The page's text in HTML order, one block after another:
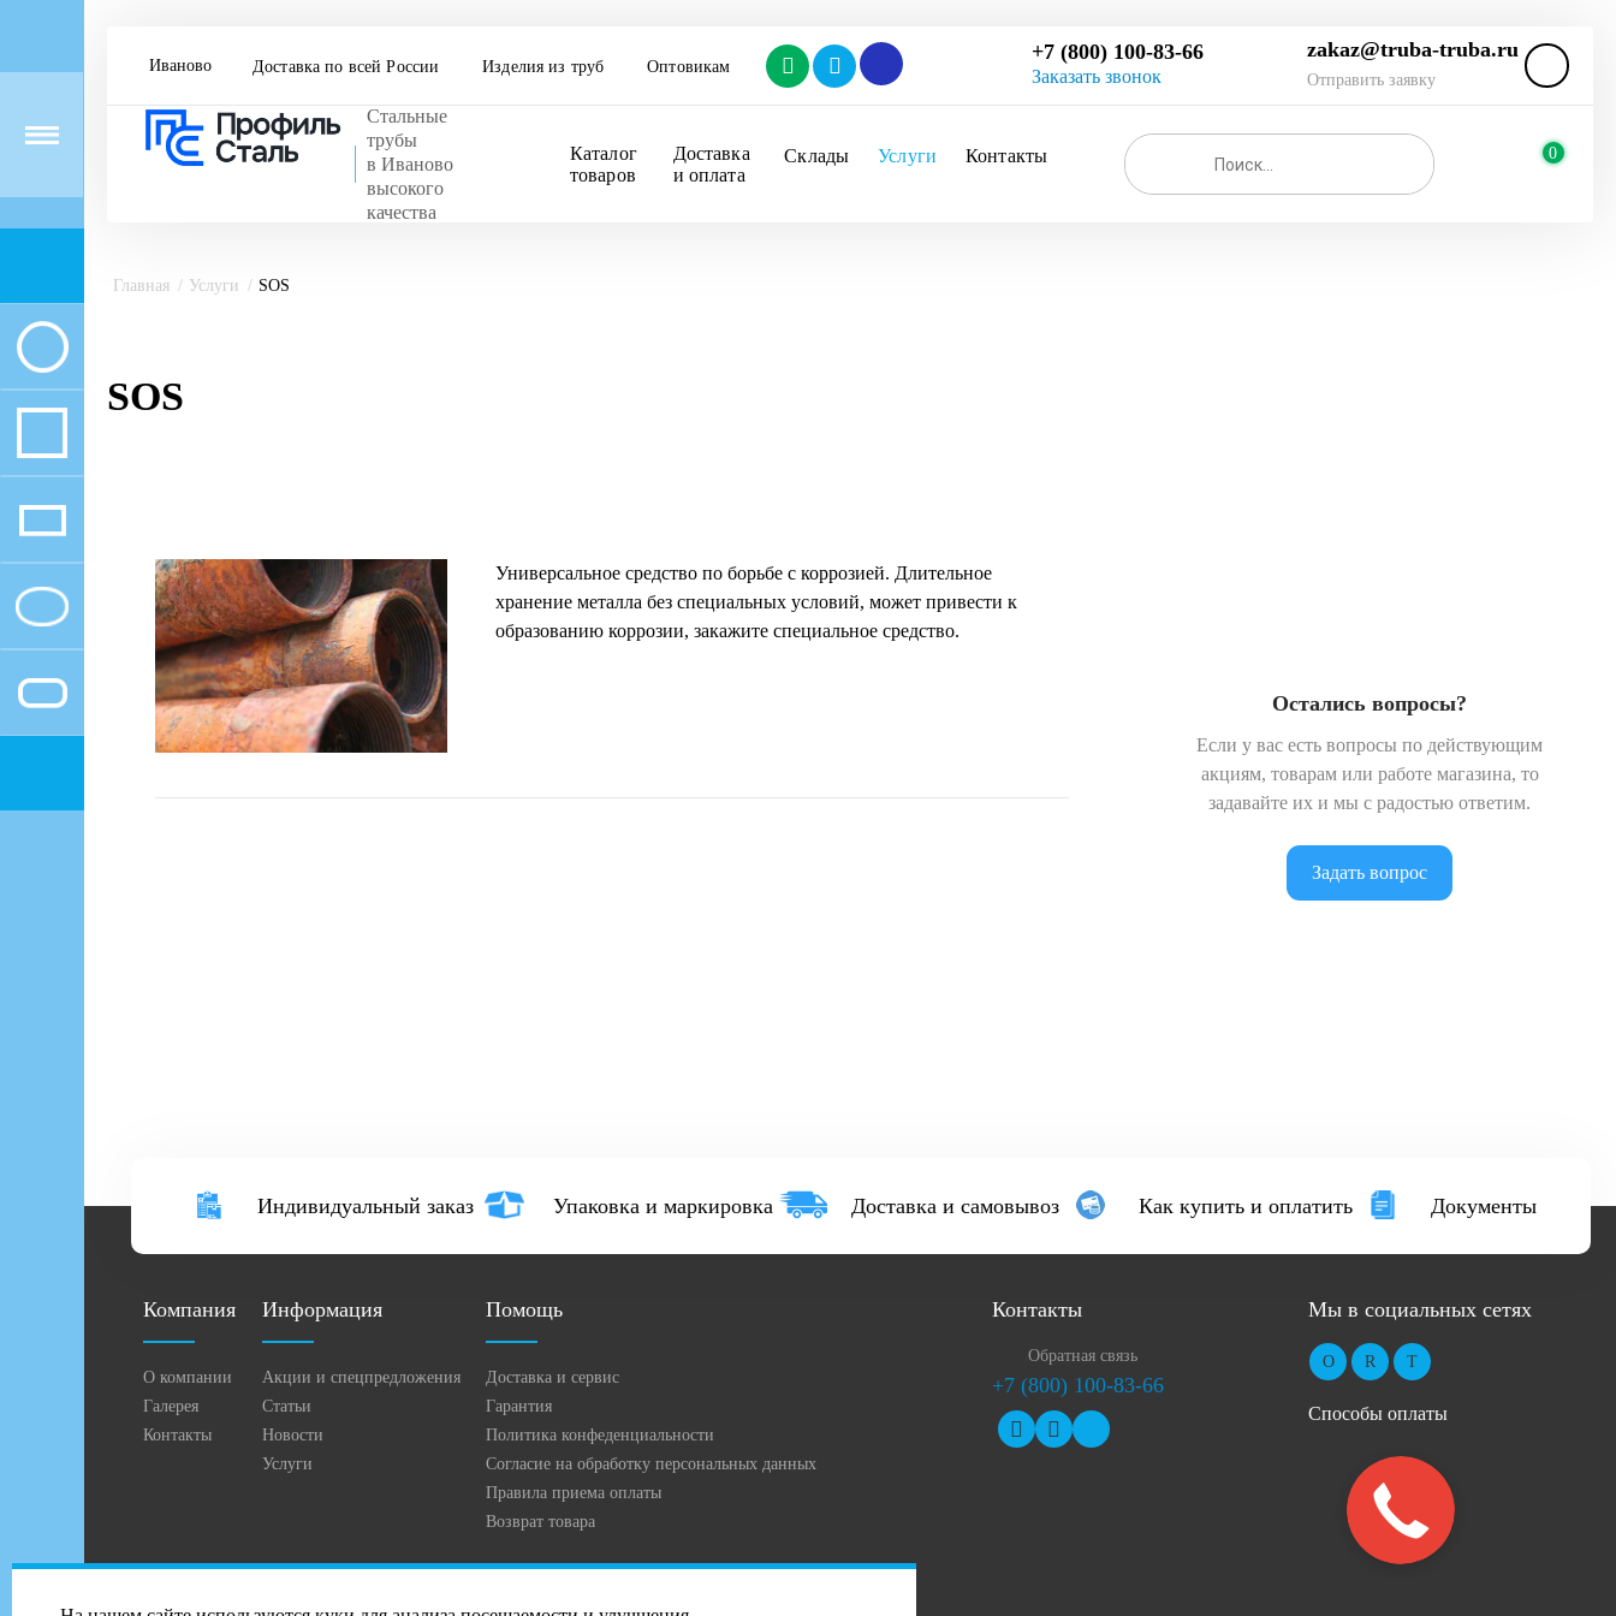
Иваново Доставка по всей России Изделия из труб Оптовикам
+7 (800) 100-83-66
Заказать звонок
zakaz@truba-truba.ru
Отправить заявку
Стальные
трубы
в Иваново
высокого
качества
Каталог
товаров
Доставка
и оплата
Склады Услуги Контакты 0
Главная Услуги SOS
SOS
Универсальное средство по борьбе с коррозией. Длительное
хранение металла без специальных условий, может привести к
образованию коррозии, закажите специальное средство.
Остались вопросы?
Если у вас есть вопросы по действующим
акциям, товарам или работе магазина, то
задавайте их и мы с радостью ответим.
Задать вопрос
Индивидуальный заказ Упаковка и маркировка Доставка и самовывоз Как купить и оплатить Документы
Компания
О компании
Галерея
Контакты
Информация
Акции и спецпредложения
Статьи
Новости
Услуги
Помощь
Доставка и сервис
Гарантия
Политика конфеденциальности
Согласие на обработку персональных данных
Правила приема оплаты
Возврат товара
Контакты
Обратная связь
+7 (800) 100-83-66
Мы в социальных сетях
Способы оплаты
2026 © Профиль-Сталь в Иваново